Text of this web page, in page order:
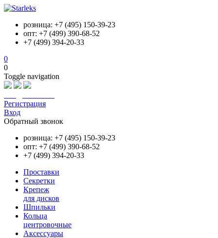
розница: +7 (495) 150-39-23
опт: +7 (499) 390-68-52
+7 (499) 394-20-33
0
0
Toggle navigation
Регистрация
Вход
Обратный звонок
розница: +7 (495) 150-39-23
опт: +7 (499) 390-68-52
+7 (499) 394-20-33
Проставки
Секретки
Крепеж
для дисков
Шпильки
Кольца
центровочные
Аксессуары